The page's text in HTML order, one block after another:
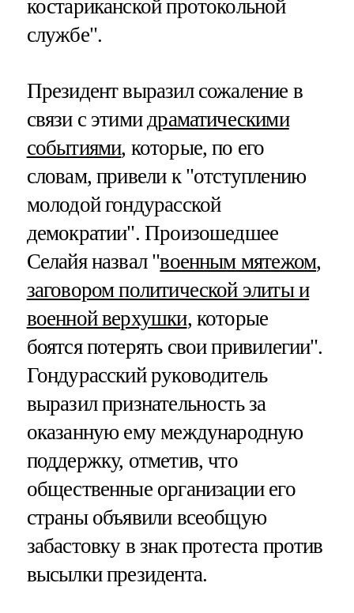
костариканской протокольной
службе".
Президент выразил сожаление в
связи с этимидраматическими
событиями, которые, по его
словам, привели к "отступлению
молодой гондурасской
демократии". Произошедшее
Селайя назвал "военным мятежом,
заговором политической элиты и
военной верхушки, которые
боятся потерять свои привилегии".
Гондурасский руководитель
выразил признательность за
оказанную ему международную
поддержку, отметив, что
общественные организации его
страны объявили всеобщую
забастовку в знак протеста против
высылки президента.